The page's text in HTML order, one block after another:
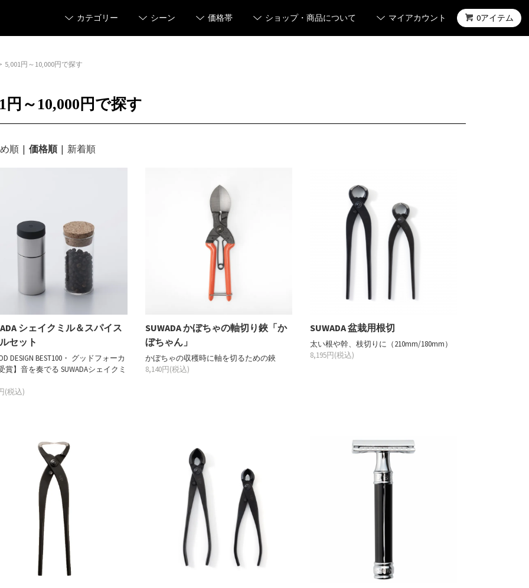
カテゴリー シーン 価格帯 ショップ・商品について マイアカウント 0アイテム
5,001円～10,000円で探す
円～10,000円で探す
順| 価格順| 新着順
シェイクミル＆スパイス
セット
DESIGN BEST100・ グッドフォーカ
賞】音を奏でる SUWADAシェイクミ
(税込)
SUWADA かぼちゃの軸切り鋏「か
ぼちゃん」
かぼちゃの収穫時に軸を切るための鋏
8,140円(税込)
SUWADA 盆栽用根切
太い根や幹、枝切りに（210mm/180mm）
8,195円(税込)